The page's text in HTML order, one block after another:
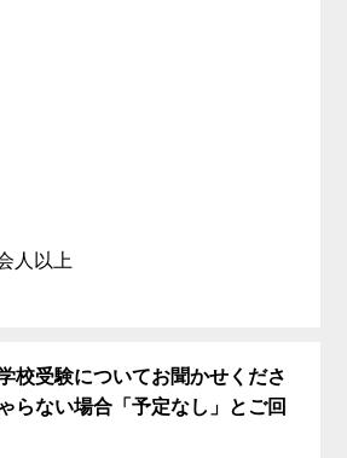
人以上
校受験についてお聞かせくださ
らない場合「予定なし」とご回